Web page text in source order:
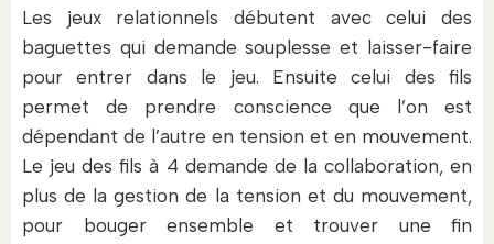
Les jeux relationnels débutent avec celui des
baguettes qui demande souplesse et laisser-faire
pour entrer dans le jeu. Ensuite celui des fils
permet de prendre conscience que l’on est
dépendant de l’autre en tension et en mouvement.
Le jeu des fils à 4 demande de la collaboration, en
plus de la gestion de la tension et du mouvement,
pour bouger ensemble et trouver une fin